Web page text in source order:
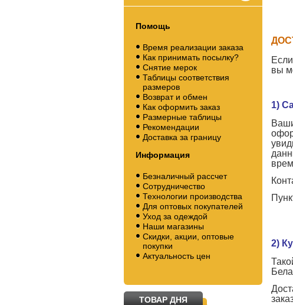
вы
1)
2)
Помощь
Время реализации заказа
Как принимать посылку?
Снятие мерок
Таблицы соответствия
размеров
Возврат и обмен
Как оформить заказ
Размерные таблицы
Рекомендации
Доставка за границу
Информация
Безналичный рассчет
Сотрудничество
Технологии производства
Для оптовых покупателей
Уход за одеждой
Наши магазины
Скидки, акции, оптовые
покупки
Актуальность цен
ТОВАР ДНЯ